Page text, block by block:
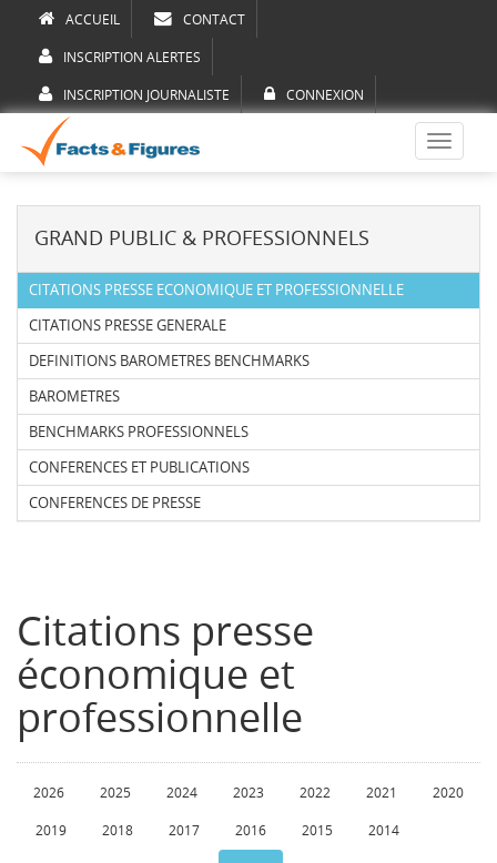
ACCUEIL CONTACT
INSCRIPTION ALERTES
INSCRIPTION JOURNALISTE CONNEXION
Toggle
GRAND PUBLIC & PROFESSIONNELS
CITATIONS PRESSE ECONOMIQUE ET PROFESSIONNELLE
CITATIONS PRESSE GENERALE
DEFINITIONS BAROMETRES BENCHMARKS
BAROMETRES
BENCHMARKS PROFESSIONNELS
CONFERENCES ET PUBLICATIONS
CONFERENCES DE PRESSE
Citations presse
économique et
professionnelle
2026 2025 2024 2023 2022 2021 2020
2019 2018 2017 2016 2015 2014